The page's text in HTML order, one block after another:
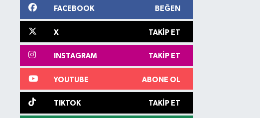
FACEBOOK BEĞEN
X TAKIP ET
INSTAGRAM TAKIP ET
YOUTUBE ABONE OL
TIKTOK TAKIP ET